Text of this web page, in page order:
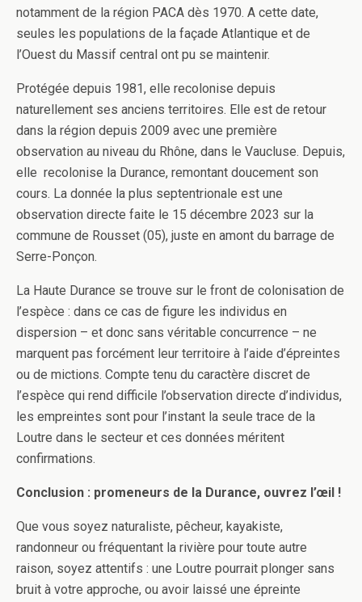
notamment de la région PACA dès 1970. A cette date,
seules les populations de la façade Atlantique et de
l’Ouest du Massif central ont pu se maintenir.
Protégée depuis 1981, elle recolonise depuis
naturellement ses anciens territoires. Elle est de retour
dans la région depuis 2009 avec une première
observation au niveau du Rhône, dans le Vaucluse. Depuis,
elle recolonise la Durance, remontant doucement son
cours. La donnée la plus septentrionale est une
observation directe faite le 15 décembre 2023 sur la
commune de Rousset (05), juste en amont du barrage de
Serre-Ponçon.
La Haute Durance se trouve sur le front de colonisation de
l’espèce : dans ce cas de figure les individus en
dispersion – et donc sans véritable concurrence – ne
marquent pas forcément leur territoire à l’aide d’épreintes
ou de mictions. Compte tenu du caractère discret de
l’espèce qui rend difficile l’observation directe d’individus,
les empreintes sont pour l’instant la seule trace de la
Loutre dans le secteur et ces données méritent
confirmations.
Conclusion : promeneurs de la Durance, ouvrez l’œil !
Que vous soyez naturaliste, pêcheur, kayakiste,
randonneur ou fréquentant la rivière pour toute autre
raison, soyez attentifs : une Loutre pourrait plonger sans
bruit à votre approche, ou avoir laissé une épreinte